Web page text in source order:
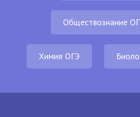
Обществознание
Химия ОГЭ